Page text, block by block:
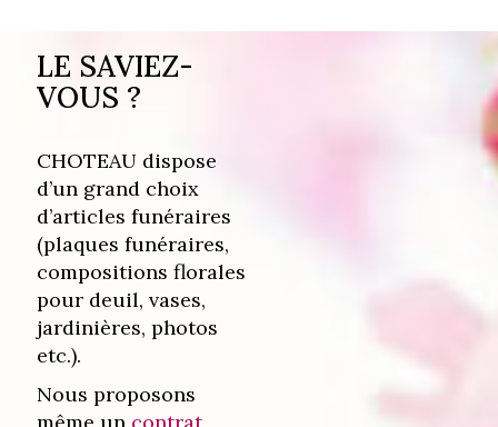
LE SAVIEZ-
VOUS ?
CHOTEAU dispose
d’un grand choix
d’articles funéraires
(plaques funéraires,
compositions florales
pour deuil, vases,
jardinières, photos
etc.).
Nous proposons
même un contrat